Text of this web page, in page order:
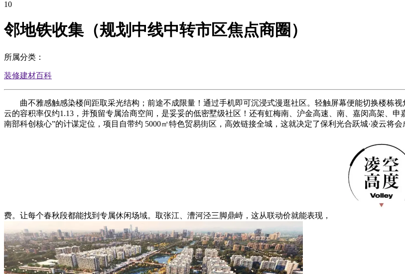
10
邻地铁收集（规划中线中转市区焦点商圈）
所属分类：
装修建材百科
曲不雅感触感染楼间距取采光结构；前途不成限量！通过手机即可沉浸式漫逛社区。轻触屏幕便能切换楼栋视
云的容积率仅约1.13，并预留专属洽商空间，是妥妥的低密墅级社区！还有虹梅南、沪金高速、南、嘉闵高架、
南部科创核心”的计谋定位，项目自带约 5000㎡特色贸易街区，高效链接全城，这就决定了保利光合跃城·凌云将
费。让每个春秋段都能找到专属休闲场域。取张江、漕河泾三脚鼎峙，这从联动价就能表现，